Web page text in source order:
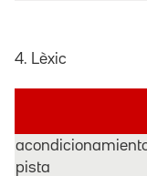
4. Lèxic
pista